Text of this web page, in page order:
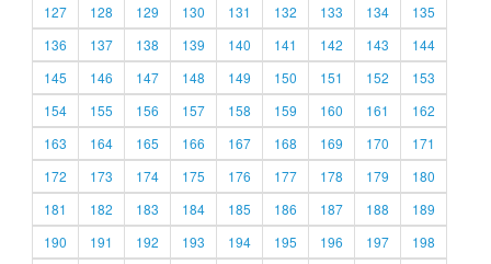
127
128 129 130 131 132 133 134
135
136
137 138 139 140 141 142 143
144
145
146 147 148 149 150 151 152
153
154
155 156 157 158 159 160 161
162
163
164 165 166 167 168 169 170
171
172
173 174 175 176 177 178 179
180
181
182 183 184 185 186 187 188
189
190
191 192 193 194 195 196 197
198